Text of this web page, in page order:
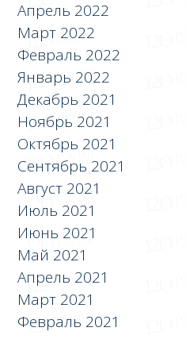
Апрель 2022
Март 2022
Февраль 2022
Январь 2022
Декабрь 2021
Ноябрь 2021
Октябрь 2021
Сентябрь 2021
Август 2021
Июль 2021
Июнь 2021
Май 2021
Апрель 2021
Март 2021
Февраль 2021